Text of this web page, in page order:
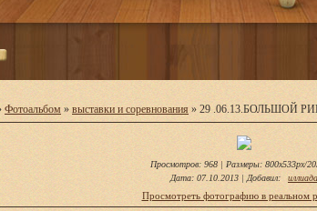
Фотоальбом » выставки и соревнования » 29 .06.13.БОЛЬШОЙ
Просмотров: 968 | Размеры: 800x533px/
Дата: 07.10.2013 | Добавил: иллиада
Просмотреть фотографию в реальном